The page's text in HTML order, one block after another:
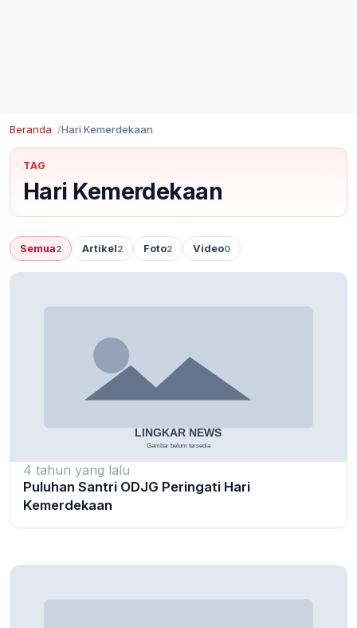
Beranda Hari Kemerdekaan
TAG
Hari Kemerdekaan
Semua2 Artikel2 Foto2 Video0
4 tahun yang lalu
Puluhan Santri ODJG Peringati Hari
Kemerdekaan